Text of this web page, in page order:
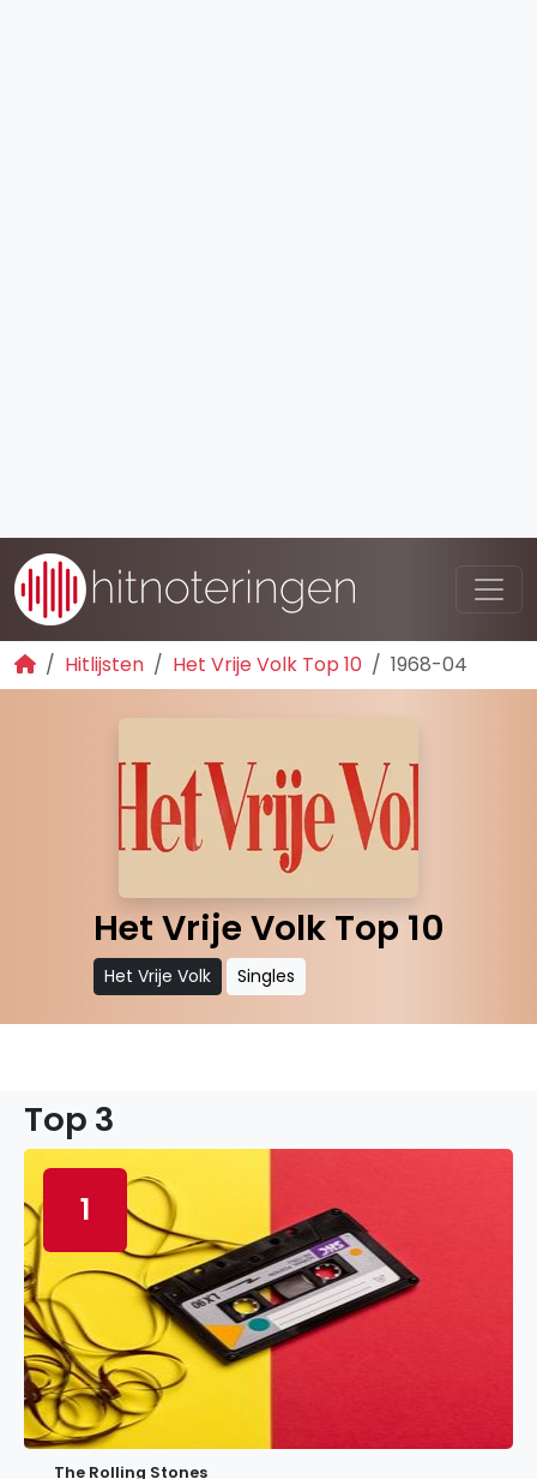
Hitlijsten Het Vrije Volk Top 10 1968-04
Het Vrije Volk Top 10
Het Vrije Volk Singles
Top 3
1
The Rolling Stones